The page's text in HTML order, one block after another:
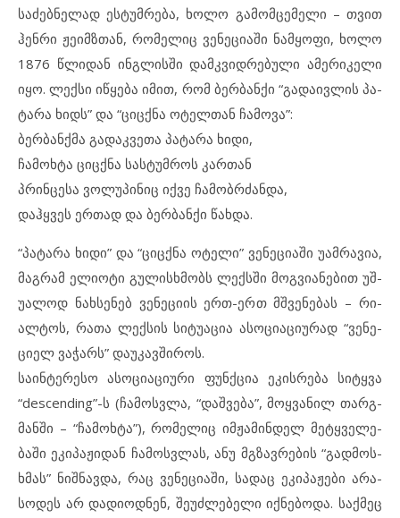
სა­ძებ­ნე­ლად ეს­ტუმ­რე­ბა, ხო­ლო გა­მომ­ცე­მე­ლი – თვით
ჰენ­რი ჟე­იმ­ზ­თან, რო­მე­ლიც ვე­ნე­ცი­ა­ში ნამ­ყო­ფი, ხო­ლო
1876 წლიდან ინგ­ლის­ში დამ­კ­ვიდ­რე­ბუ­ლი ამ­ე­რი­კე­ლი
იყო. ლექ­სი იწ­ყე­ბა იმ­ით, რომ ბერ­ბან­ქი “გა­და­ივ­ლის პა­
ტა­რა ხიდს” და “ციც­ქ­ნა ოტ­ელ­თან ჩა­მო­ვა”:
ბერ­ბან­ქ­მა გა­დაკ­ვე­თა პა­ტა­რა ხი­დი,
ჩა­მოხ­ტა ციც­ქ­ნა სას­ტუმ­როს კარ­თან
პრინ­ცე­სა ვო­ლუ­პი­ნიც იქ­ვე ჩა­მობ­რ­ძან­და,
დაჰ­ყ­ვეს ერ­თად და ბერ­ბან­ქი წახ­და.
“პა­ტა­რა ხი­დი” და “ციც­ქ­ნა ოტ­ე­ლი” ვე­ნე­ცი­ა­ში უამ­რა­ვია,
მაგ­რამ ელ­ი­ო­ტი გუ­ლის­ხ­მობს ლექ­ს­ში მოგ­ვი­ა­ნე­ბით უშ­
უ­ა­ლოდ ნახ­სე­ნებ ვე­ნე­ციის ერთ-ერთ მშვე­ნე­ბას – რი­
ალ­ტოს, რა­თა ლექ­სის სი­ტუ­ა­ცია ას­ო­ცი­ა­ცი­უ­რად “ვე­ნე­
ციელ ვა­ჭარს” და­უ­კავ­ში­როს.
სა­ინ­ტე­რე­სო ას­ო­ცი­ა­ცი­უ­რი ფუნ­ქ­ცია ეკ­ის­რე­ბა სიტყ­ვა
“descending”-ს (ჩა­მოს­ვ­ლა, “დაშ­ვე­ბა”, მოყ­ვა­ნილ თარ­გ­
მან­ში – “ჩა­მოხ­ტა”), რო­მე­ლიც იმ­ჟა­მინ­დელ მეტყ­ვე­ლე­
ბა­ში ეკ­ი­პაჟი­დან ჩა­მოს­ვ­ლას, ანუ მგზავ­რე­ბის “გად­მოს­
ხ­მას” ნიშ­ნავ­და, რაც ვე­ნე­ცი­ა­ში, სადაც ეკ­ი­პა­ჟე­ბი არ­ა­
სო­დეს არ და­დი­ოდ­ნენ, შე­უძ­ლე­ბე­ლი იქ­ნე­ბო­და. საქ­მეც